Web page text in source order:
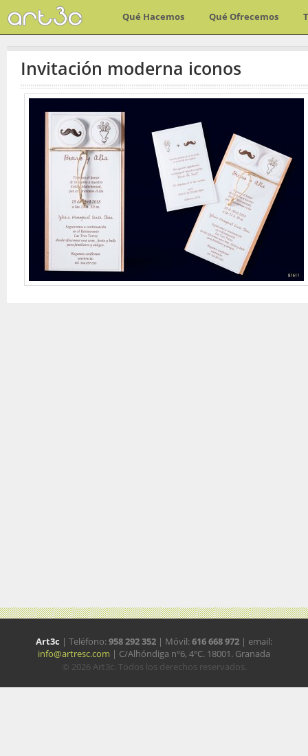
Qué Hacemos Qué Ofrecemos
Invitación moderna iconos
Art3c | Teléfono:958 292 352 | Móvil:616 668 972 | email:
info@artresc.com | C/Alhóndiga nº6, 4ºC. 18001. Granada
© 2026 Art3c. Todos los derechos reservados.